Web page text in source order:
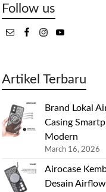
Follow us
Artikel Terbaru
Brand Lokal
Casing
Modern
March 16, 2026
Airocase
Desain